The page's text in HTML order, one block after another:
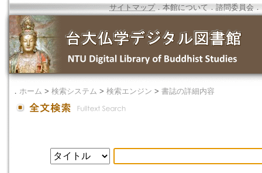
サイトマップ．本館について ． 諮問委員会 ．
． ホーム > 検索システム > 検索エンジン > 書誌の詳細内容